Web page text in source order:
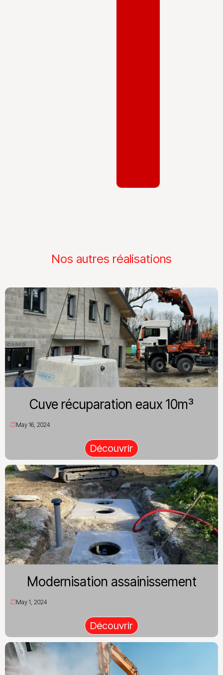
Nos autres réalisations
Cuve récuparation eaux 10m³
May 16, 2024
Découvrir
Modernisation assainissement
May 1, 2024
Découvrir